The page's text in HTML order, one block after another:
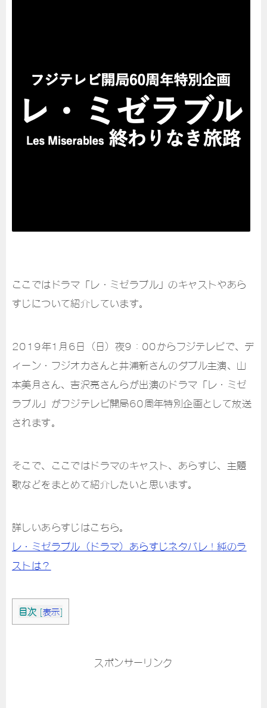
ここではドラマ「レ・ミゼラブル」のキャストやあら
すじについて紹介しています。
2019年1月6日（日）夜9：00からフジテレビで、デ
ィーン・フジオカさんと井浦新さんのダブル主演、山
本美月さん、吉沢亮さんらが出演のドラマ「レ・ミゼ
ラブル」がフジテレビ開局60周年特別企画として放送
されます。
そこで、ここではドラマのキャスト、あらすじ、主題
歌などをまとめて紹介したいと思います。
詳しいあらすじはこちら。
レ・ミゼラブル（ドラマ）あらすじネタバレ！純のラ
ストは？
目次 [表示]
スポンサーリンク